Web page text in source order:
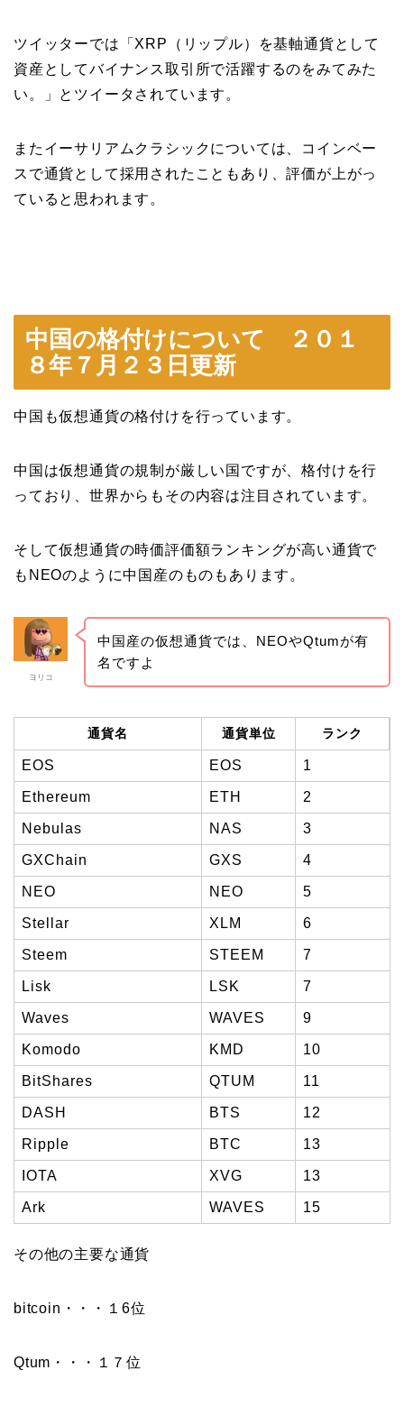
ツイッターでは「XRP（リップル）を基軸通貨として
資産としてバイナンス取引所で活躍するのをみてみた
い。」とツイータされています。
またイーサリアムクラシックについては、コインベー
スで通貨として採用されたこともあり、評価が上がっ
ていると思われます。
中国の格付けについて ２０１
８年７月２３日更新
中国も仮想通貨の格付けを行っています。
中国は仮想通貨の規制が厳しい国ですが、格付けを行
っており、世界からもその内容は注目されています。
そして仮想通貨の時価評価額ランキングが高い通貨で
もNEOのように中国産のものもあります。
ヨリコ
中国産の仮想通貨では、NEOやQtumが有
名ですよ
通貨名 通貨単位 ランク
EOS EOS 1
Ethereum ETH 2
Nebulas NAS 3
GXChain GXS 4
NEO NEO 5
Stellar XLM 6
Steem STEEM 7
Lisk LSK 7
Waves WAVES 9
Komodo KMD 10
BitShares QTUM 11
DASH BTS 12
Ripple BTC 13
IOTA XVG 13
Ark WAVES 15
その他の主要な通貨
bitcoin・・・１6位
Qtum・・・１７位